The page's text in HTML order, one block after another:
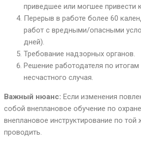
приведшее или могшее привести
Перерыв в работе более 60
работ с вредными/опасными
дней).
Требование надзорных органов.
Решение работодателя по
несчастного случая.
Важный нюанс: Если изменения
собой внеплановое обучение по
внеплановое инструктирование по
проводить.